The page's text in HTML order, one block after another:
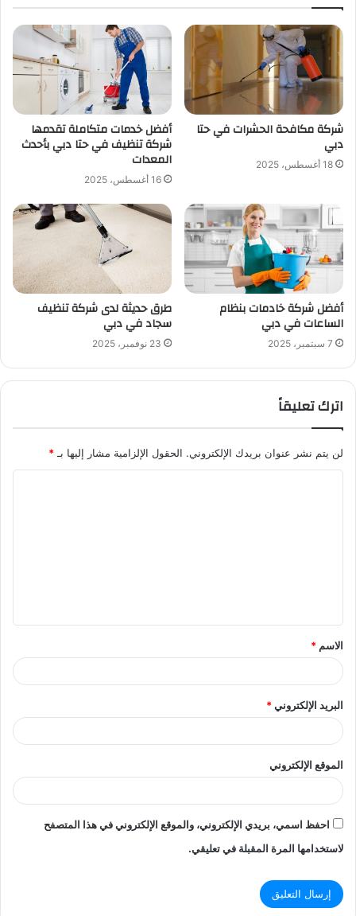
شركة مكافحة الحشرات في حتا
دبي
18 أغسطس، 2025
أفضل خدمات متكاملة تقدمها
شركة تنظيف في حتا دبي بأحدث
المعدات
16 أغسطس، 2025
أفضل شركة خادمات بنظام
الساعات في دبي
7 سبتمبر، 2025
طرق حديثة لدى شركة تنظيف
سجاد في دبي
23 نوفمبر، 2025
اترك تعليقاً
لن يتم نشر عنوان بريدك الإلكتروني. الحقول الإلزامية مشار إليها بـ *
ق
*
الاسم *
البريد الإلكتروني*
الموقع الإلكتروني
احفظ اسمي، بريدي الإلكتروني، والموقع الإلكتروني في هذا المتصفح
لاستخدامها المرة المقبلة في تعليقي.